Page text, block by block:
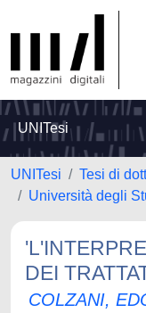
UNITesi
UNITesi
Tesi di
Università degli
DEI
COLZANI,